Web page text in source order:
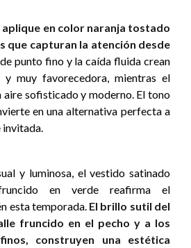
en color naranja tostado
que capturan la atención desde
punto fino y la caída fluida crean
y muy favorecedora, mientras el
aire sofisticado y moderno. El tono
en una alternativa perfecta a
y luminosa, el vestido satinado
en verde reafirma el
esta temporada. El brillo sutil del
fruncido en el pecho y a los
construyen una estética